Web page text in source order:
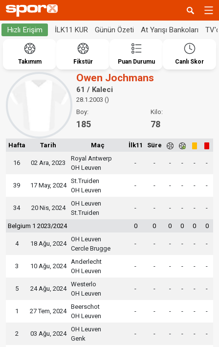
Hızlı Erişim İLK11 KUR Günün Özeti At Yarışı Bankoları
Takımım Fikstür Puan Durumu Canlı Skor
Owen Jochmans
61 / Kaleci
28.1.2003 ()
Boy:
185
Kilo:
78
Hafta Tarih Maç İlk11 Süre
16 02 Ara, 2023
Royal Antwerp
OH Leuven
- - - - - -
39 17 May, 2024
St.Truiden
OH Leuven
- - - - - -
34 20 Nis, 2024
OH Leuven
St.Truiden
- - - - - -
Belgium 1 2023/2024 0 0 0 0 0 0
4 18 Ağu, 2024
OH Leuven
Cercle Brugge
- - - - - -
3 10 Ağu, 2024
Anderlecht
OH Leuven
- - - - - -
5 24 Ağu, 2024
Westerlo
OH Leuven
- - - - - -
1 27 Tem, 2024
Beerschot
OH Leuven
- - - - - -
2 03 Ağu, 2024
OH Leuven
Genk
- - - - - -